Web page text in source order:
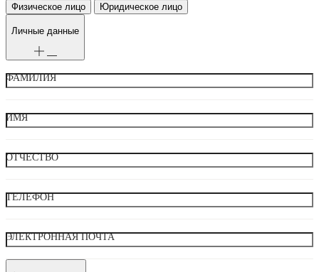
Физическое лицо Юридическое лицо
Личные данные
ФАМИЛИЯ
ИМЯ
ОТЧЕСТВО
ТЕЛЕФОН
ЭЛЕКТРОННАЯ ПОЧТА